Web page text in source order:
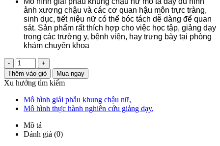
ảnh xương chậu và các cơ quan hậu môn trực tràng,
sinh dục, tiết niệu nữ có thể bóc tách dễ dàng để quan
sát. Sản phẩm rất thích hợp cho việc học tập, giảng dạy
trong các trường y, bệnh viện, hay trưng bày tại phòng
khám chuyên khoa
-
+
Thêm vào giỏ
Mua ngay
Xu hướng tìm kiếm
Mô hình giải phẫu khung chậu nữ,
Mô hình thực hành nghiên cứu giảng dạy,
Mô tả
Đánh giá (0)